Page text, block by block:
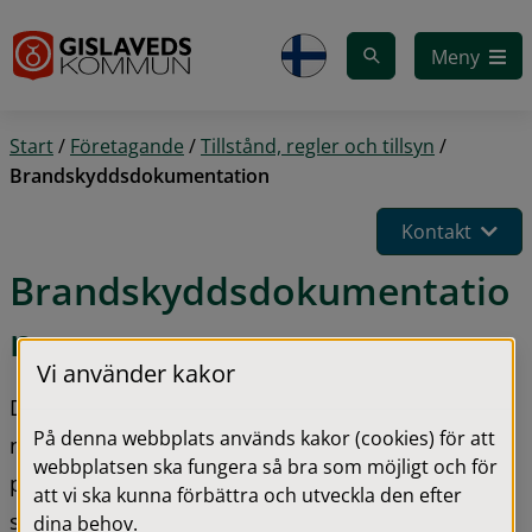
Meny
Start/ Företagande /Tillstånd, regler och tillsyn /
Brandskyddsdokumentation
Kontakt
Brandskyddsdokumentatio
n
Dokumentationen ska alltid tas fram vid
nybyggnation eller vid ändring av byggnad som
påverkar brandskyddet. Det är viktigt för allas
säkerhet att alla regler och föreskrifter följs.
Vi använder kakor
På denna webbplats används kakor (cookies) för att
webbplatsen ska fungera så bra som möjligt och för
att vi ska kunna förbättra och utveckla den efter
dina behov.